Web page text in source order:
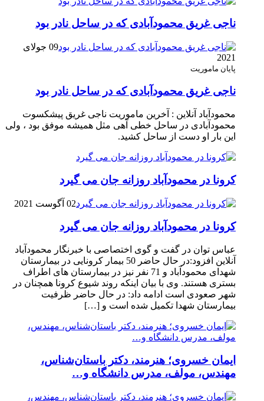
ناجی غریق محمودآبادی که در ساحل نادر بود
09 جولای
2021
پایان ماموریت
ناجی غریق محمودآبادی که در ساحل نادر بود
محمودآباد آنلاین : آخرین ماموریت ناجی غریق پیشکسوت
محمودآبادی در ساحل خطی آهی مثل همیشه موفق بود ، ولی
این بار او دست از ساحل کشید.
کرونا در محمودآباد روزانه جان می گیرد
02 آگوست 2021
کرونا در محمودآباد روزانه جان می گیرد
عباس توان در گفت و گوی اختصاصی با خبرنگار محمودآباد
آنلاین افزود:در حال حاضر 50 بیمار کرونایی در بیمارستان
شهدای محمودآباد و 71 نفر نیز در بیمارستان های اطراف
بستری هستند. وی با بیان اینکه روند شیوع کرونا همچنان در
شهر صعودی است ادامه داد: در حال حاضر ظرفیت
بیمارستان شهدا تکمیل شده است و […]
ایمان خسروی؛ هنرمند، دکتر باستان‌شناس،
مهندس، مولف، مدرس دانشگاه و…